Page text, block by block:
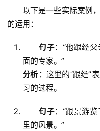
以下是一些实际案例，
的运用：
句子：“他跟经
面的专家。”
分析 ：这里的“跟经”
习的过程。
句子：“跟景游
里的风景。”